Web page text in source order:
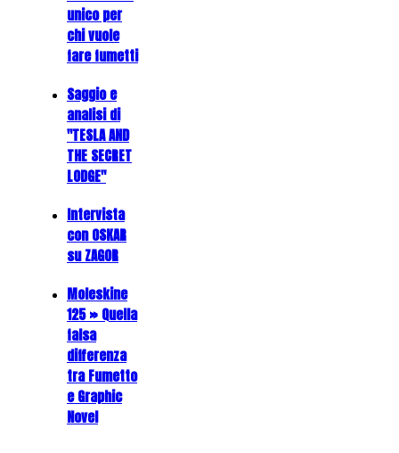
unico per
chi vuole
fare fumetti
Saggio e
analisi di
"TESLA AND
THE SECRET
LODGE"
Intervista
con OSKAR
su ZAGOR
Moleskine
125 » Quella
falsa
differenza
tra Fumetto
e Graphic
Novel